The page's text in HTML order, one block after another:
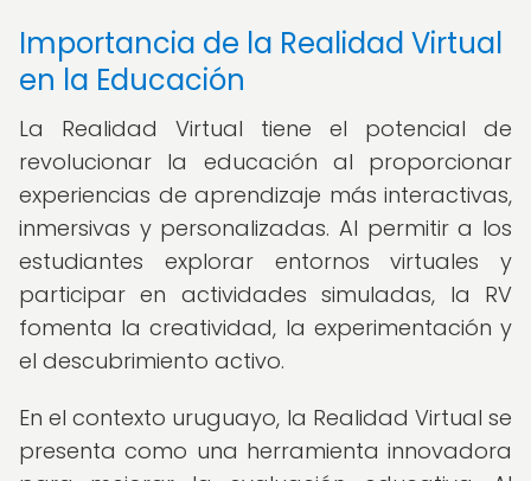
Importancia de la Realidad Virtual
en la Educación
La Realidad Virtual tiene el potencial de
revolucionar la educación al proporcionar
experiencias de aprendizaje más interactivas,
inmersivas y personalizadas. Al permitir a los
estudiantes explorar entornos virtuales y
participar en actividades simuladas, la RV
fomenta la creatividad, la experimentación y
el descubrimiento activo.
En el contexto uruguayo, la Realidad Virtual se
presenta como una herramienta innovadora